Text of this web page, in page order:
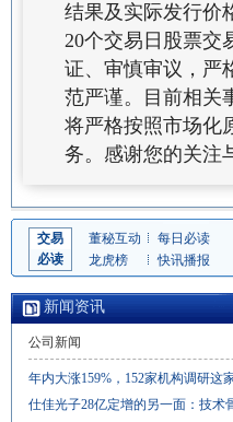
结果及实际发行价
20个交易日股票交
证、审慎审议，严
范严谨。目前相关
将严格按照市场化
务。感谢您的关注
交易
必读
董秘互动
每日必读
龙虎榜
快讯播报
新闻资讯
公司新闻
年内大涨159%，152家机构调研这
仕佳光子28亿定增的另一面：技术